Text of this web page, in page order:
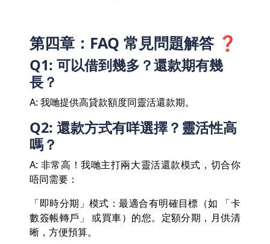
第四章：FAQ 常見問題解答 ❓
Q1: 可以借到幾多？還款期有幾
長？
A: 我哋提供高貸款額度同靈活還款期。
Q2: 還款方式有咩選擇？靈活性高
嗎？
A: 非常高！我哋主打兩大靈活還款模式，切合你
唔同需要：
「即時分期」模式：最適合有明確目標（如 「卡
數簽帳轉戶」 或買車）的您。定額分期，月供清
晰，方便預算。